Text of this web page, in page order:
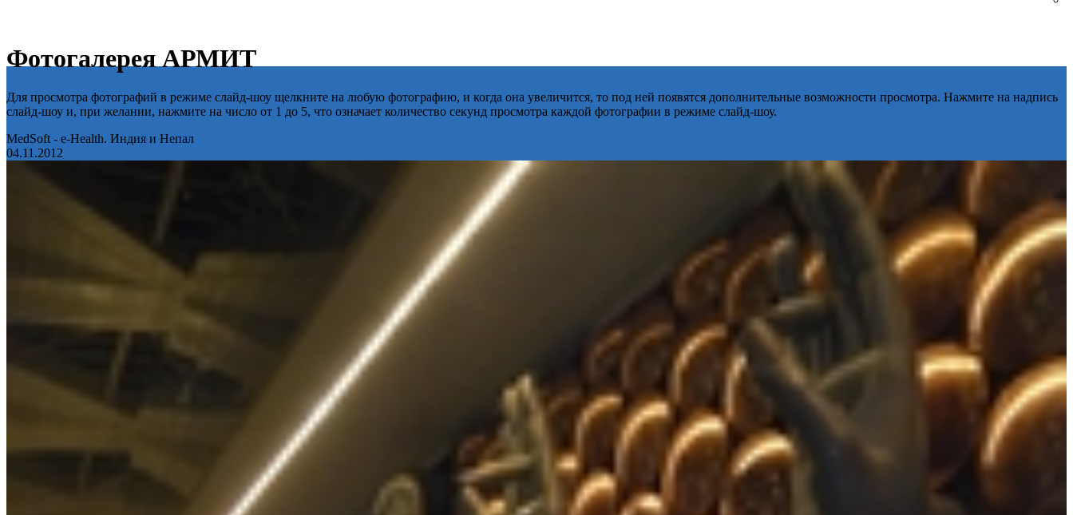
Фотогалерея АРМИТ
Для просмотра фотографий в режиме слайд-шоу щелкните на любую фотографию, и когда она увеличится, то под ней появятся дополнительные возможности просмотра. Нажмите на надпись
слайд-шоу и, при желании, нажмите на число от 1 до 5, что означает количество секунд просмотра каждой фотографии в режиме слайд-шоу.
MedSoft - e-Health. Индия и Непал
04.11.2012